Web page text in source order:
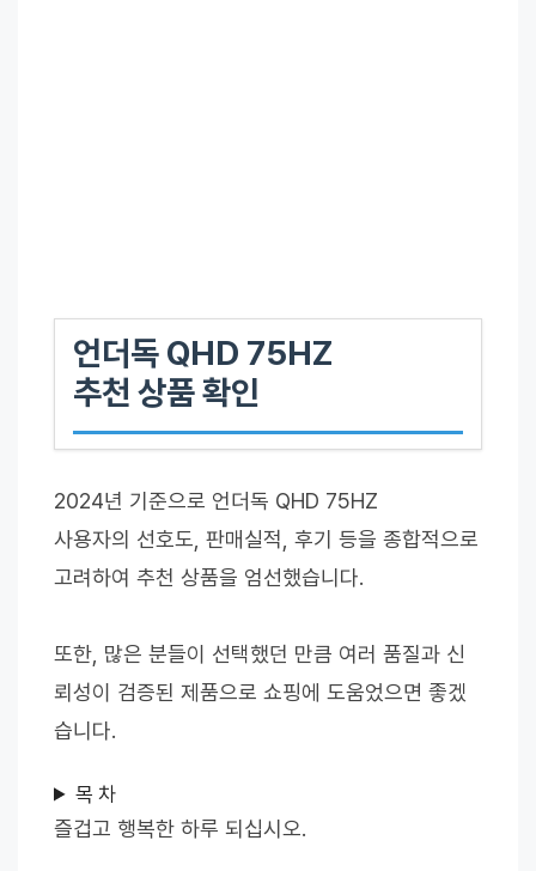
언더독 QHD 75HZ
추천 상품 확인
2024년 기준으로 언더독 QHD 75HZ
사용자의 선호도, 판매실적, 후기 등을 종합적으로
고려하여 추천 상품을 엄선했습니다.
또한, 많은 분들이 선택했던 만큼 여러 품질과 신
뢰성이 검증된 제품으로 쇼핑에 도움었으면 좋겠
습니다.
목 차
즐겁고 행복한 하루 되십시오.